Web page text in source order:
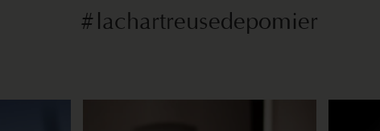
#lachartreusedepomier